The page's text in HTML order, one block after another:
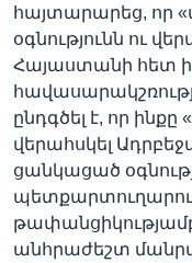
հայտարարեց, որ
օգնությունն ու
Հայաստանի հետ
ընդգծել է, որ
վերահսկել
ցանկացած
անհրաժեշտ